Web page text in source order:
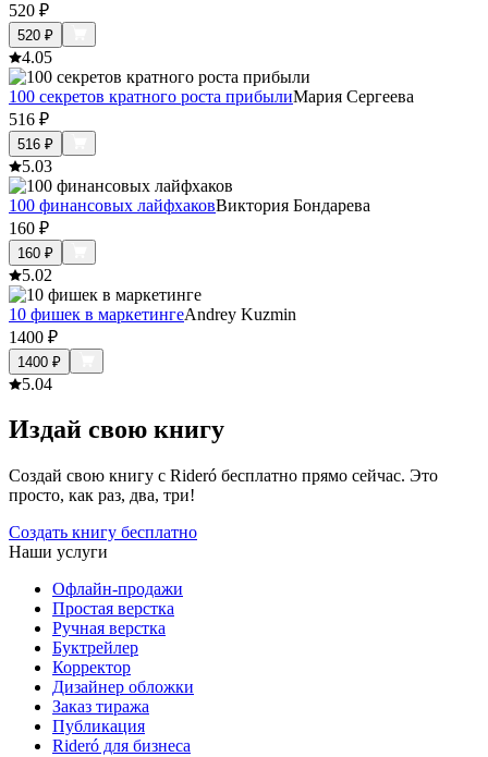
520 ₽
520 ₽
4.05
100 секретов кратного роста прибылиМария Сергеева
516 ₽
516 ₽
5.03
100 финансовых лайфхаковВиктория Бондарева
160 ₽
160 ₽
5.02
10 фишек в маркетингеAndrey Kuzmin
1400 ₽
1400 ₽
5.04
Издай свою книгу
Создай свою книгу с Rideró бесплатно прямо сейчас. Это
просто, как раз, два, три!
Создать книгу бесплатно
Наши услуги
Офлайн-продажи
Простая верстка
Ручная верстка
Буктрейлер
Корректор
Дизайнер обложки
Заказ тиража
Публикация
Rideró для бизнеса